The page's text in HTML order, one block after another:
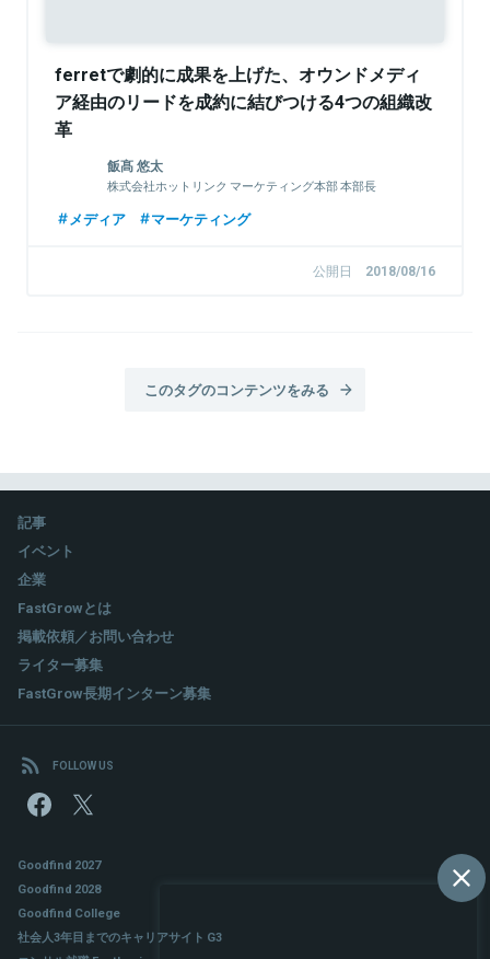
ferretで劇的に成果を上げた、オウンドメディ
ア経由のリードを成約に結びつける4つの組織改
革
飯髙 悠太
株式会社ホットリンク マーケティング本部 本部長
メディア マーケティング
公開日 2018/08/16
このタグのコンテンツをみる
記事
イベント
企業
FastGrowとは
掲載依頼／お問い合わせ
ライター募集
FastGrow長期インターン募集
FOLLOW US
Goodfind 2027
Goodfind 2028
Goodfind College
社会人3年目までのキャリアサイト G3